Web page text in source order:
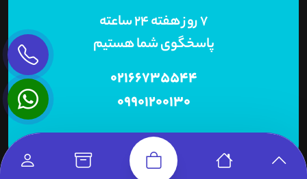
7 روز هفته 24 ساعته
پاسخگوی شما هستیم
02166735544
09901200130